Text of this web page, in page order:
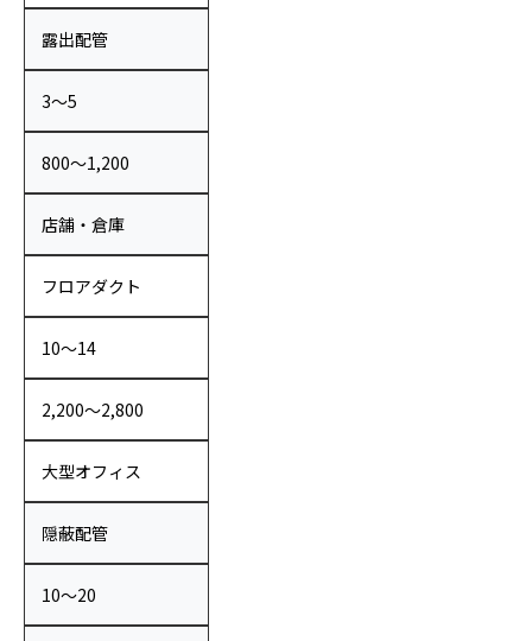
露出配管
3〜5
800〜1,200
店舗・倉庫
フロアダクト
10〜14
2,200〜2,800
大型オフィス
隠蔽配管
10〜20